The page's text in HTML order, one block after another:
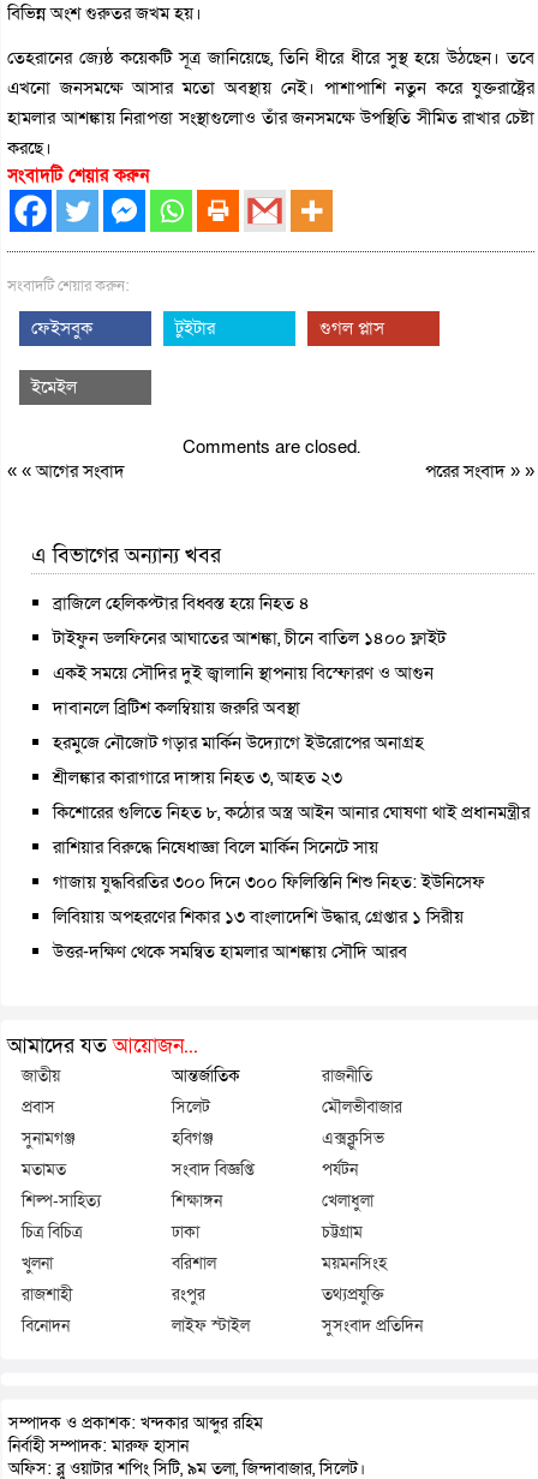
বিভিন্ন অংশ গুরুতর জখম হয়।
তেহরানের জ্যেষ্ঠ কয়েকটি সূত্র জানিয়েছে, তিনি ধীরে ধীরে সুস্থ হয়ে উঠছেন। তবে
এখনো জনসমক্ষে আসার মতো অবস্থায় নেই। পাশাপাশি নতুন করে যুক্তরাষ্ট্রের
হামলার আশঙ্কায় নিরাপত্তা সংস্থাগুলোও তাঁর জনসমক্ষে উপস্থিতি সীমিত রাখার চেষ্টা
করছে।
সংবাদটি শেয়ার করুন
সংবাদটি শেয়ার করুন:
ফেইসবুক টুইটার গুগল প্লাস
ইমেইল
Comments are closed.
« «আগের সংবাদ পরের সংবাদ» »
এ বিভাগের অন্যান্য খবর
ব্রাজিলে হেলিকপ্টার বিধ্বস্ত হয়ে নিহত ৪
টাইফুন ডলফিনের আঘাতের আশঙ্কা, চীনে বাতিল ১৪০০ ফ্লাইট
একই সময়ে সৌদির দুই জ্বালানি স্থাপনায় বিস্ফোরণ ও আগুন
দাবানলে ব্রিটিশ কলম্বিয়ায় জরুরি অবস্থা
হরমুজে নৌজোট গড়ার মার্কিন উদ্যোগে ইউরোপের অনাগ্রহ
শ্রীলঙ্কার কারাগারে দাঙ্গায় নিহত ৩, আহত ২৩
কিশোরের গুলিতে নিহত ৮, কঠোর অস্ত্র আইন আনার ঘোষণা থাই প্রধানমন্ত্রীর
রাশিয়ার বিরুদ্ধে নিষেধাজ্ঞা বিলে মার্কিন সিনেটে সায়
গাজায় যুদ্ধবিরতির ৩০০ দিনে ৩০০ ফিলিস্তিনি শিশু নিহত: ইউনিসেফ
লিবিয়ায় অপহরণের শিকার ১৩ বাংলাদেশি উদ্ধার, গ্রেপ্তার ১ সিরীয়
উত্তর-দক্ষিণ থেকে সমন্বিত হামলার আশঙ্কায় সৌদি আরব
আমাদের যতআয়োজন...
জাতীয় আন্তর্জাতিক
রাজনীতি
প্রবাস
সিলেট
মৌলভীবাজার
সুনামগঞ্জ
হবিগঞ্জ
এক্সক্লুসিভ
মতামত
সংবাদ বিজ্ঞপ্তি
পর্যটন
শিল্প-সাহিত্য
শিক্ষাঙ্গন
খেলাধুলা
চিত্র বিচিত্র
ঢাকা
চট্টগ্রাম
খুলনা
বরিশাল
ময়মনসিংহ
রাজশাহী
রংপুর
তথ্যপ্রযুক্তি
বিনোদন
লাইফ স্টাইল সুসংবাদ প্রতিদিন
সম্পাদক ও প্রকাশক: খন্দকার আব্দুর রহিম
নির্বাহী সম্পাদক: মারুফ হাসান
অফিস: ব্লু ওয়াটার শপিং সিটি, ৯ম তলা, জিন্দাবাজার, সিলেট।